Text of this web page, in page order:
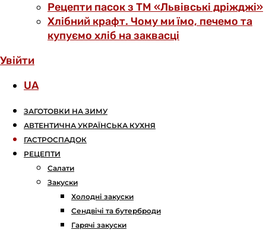
Рецепти пасок з ТМ «Львівські дріжджі»
Хлібний крафт. Чому ми їмо, печемо та
купуємо хліб на заквасці
Увійти
UA
ЗАГОТОВКИ НА ЗИМУ
АВТЕНТИЧНА УКРАЇНСЬКА КУХНЯ
ГАСТРОСПАДОК
РЕЦЕПТИ
Салати
Закуски
Холодні закуски
Сендвічі та бутерброди
Гарячі закуски